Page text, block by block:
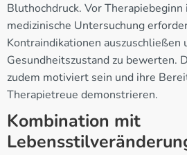
Bluthochdruck. Vor
medizinische Untersuchung
Kontraindikationen auszuschließen
Gesundheitszustand zu bewerten.
zudem motiviert sein und ihre
Therapietreue demonstrieren.
Kombination mit